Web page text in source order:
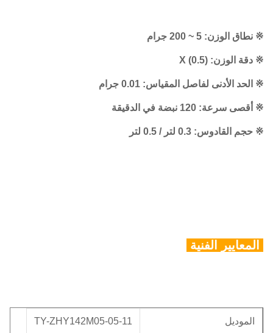
※ نطاق الوزن: 5 ~ 200 جرام
※ دقة الوزن: X (0.5)
※ الحد الأدنى لفاصل المقياس: 0.01 جرام
※ أقصى سرعة: 120 نبضة في الدقيقة
※ حجم القادوس: 0.3 لتر / 0.5 لتر
المعايير الفنية
الموديل TY-ZHY142M05-05-11